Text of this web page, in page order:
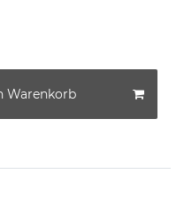
Warenkorb